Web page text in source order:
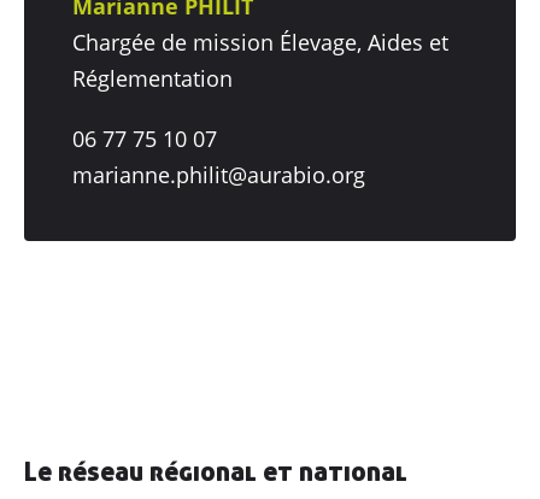
Chargée de mission Élevage, Aides et
Réglementation
06 77 75 10 07
marianne.philit@aurabio.org
Le réseau régional et national